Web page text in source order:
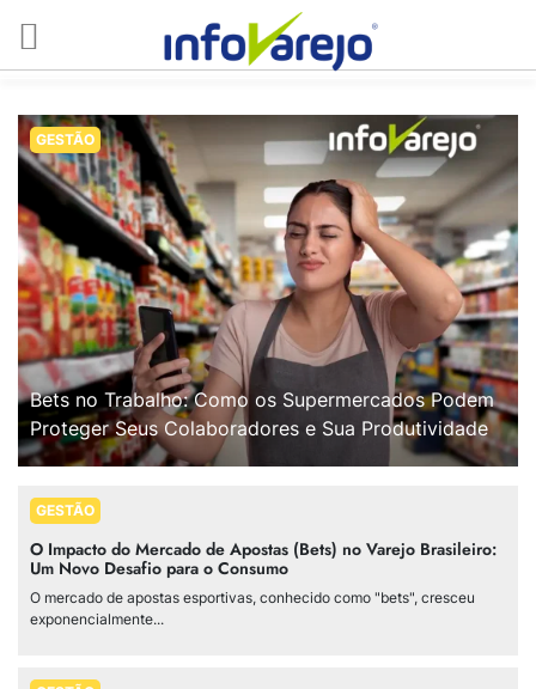
GESTÃO
Bets no Trabalho: Como os Supermercados Podem
Proteger Seus Colaboradores e Sua Produtividade
GESTÃO
O Impacto do Mercado de Apostas (Bets) no Varejo Brasileiro:
Um Novo Desafio para o Consumo
O mercado de apostas esportivas, conhecido como "bets", cresceu
exponencialmente...